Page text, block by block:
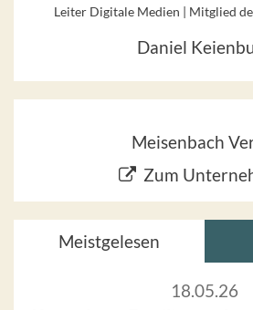
Leiter Digitale Medien | Mitglied
Daniel
Meisenbach
Zum
Meistgelesen
18.05.26